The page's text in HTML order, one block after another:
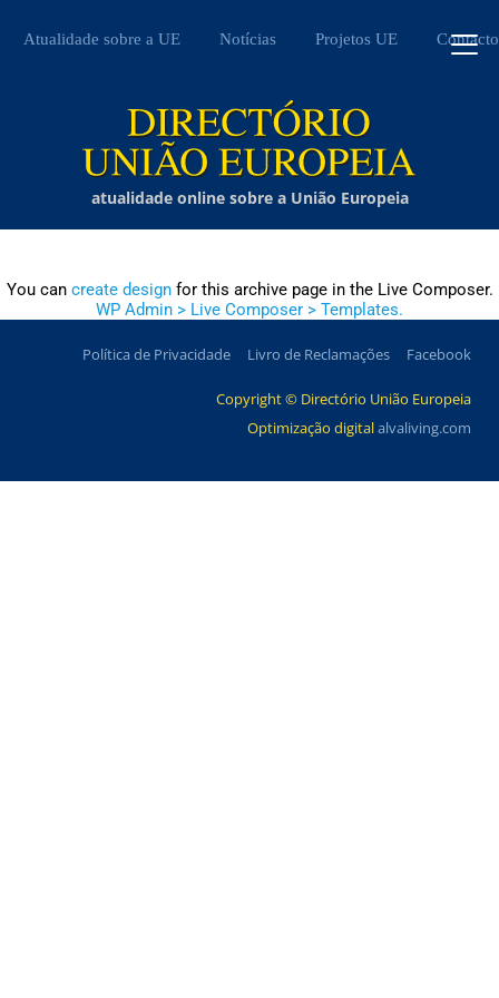
Atualidade sobre a UE Notícias Projetos UE Contacto
atualidade online sobre a União Europeia
You can create designfor this archive page in the Live Composer.
WP Admin > Live Composer > Templates.
Política de Privacidade Livro de Reclamações Facebook
Copyright © Directório União Europeia
Optimização digitalalvaliving.com